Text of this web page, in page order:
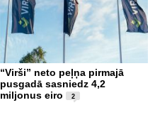
“Virši” neto peļņa pirmajā
pusgadā sasniedz 4,2
miljonus eiro
2